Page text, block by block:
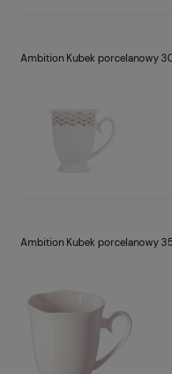
Ambition Kubek porcelanowy
Ambition Kubek porcelanowy